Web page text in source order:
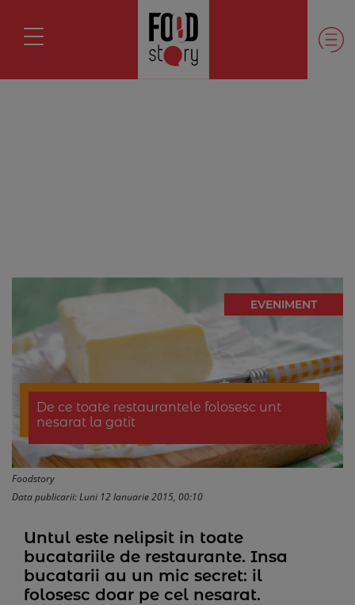
EVENIMENT
De ce toate restaurantele folosesc unt
nesarat la gatit
Foodstory
Data publicarii: Luni 12 Ianuarie 2015, 00:10
Untul este nelipsit in toate
bucatariile de restaurante. Insa
bucatarii au un mic secret: il
folosesc doar pe cel nesarat.